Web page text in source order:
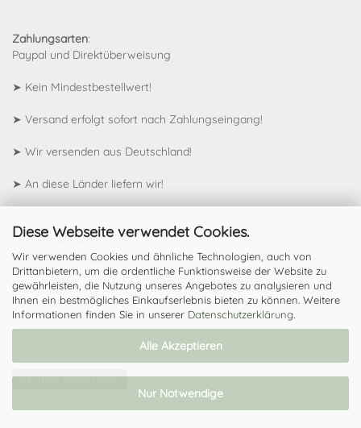
Diese Webseite verwendet Cookies.
Wir verwenden Cookies und ähnliche Technologien, auch von
Drittanbietern, um die ordentliche Funktionsweise der Website zu
gewährleisten, die Nutzung unseres Angebotes zu analysieren und
Ihnen ein bestmögliches Einkaufserlebnis bieten zu können. Weitere
Informationen finden Sie in unserer Datenschutzerklärung.
Alle Akzeptieren
Nur Notwendige
Zahlungsarten:
Paypal und Direktüberweisung
➤ Kein Mindestbestellwert!
➤ Versand erfolgt sofort nach Zahlungseingang!
➤ Wir versenden aus Deutschland!
➤ An diese Länder liefern wir!
Öffnungszeiten Office:
Montag - Freitag
09:00 Uhr - 18:00 Uhr
Samstag
09:00 Uhr - 13:00 Uhr
Vertrag widerrufen